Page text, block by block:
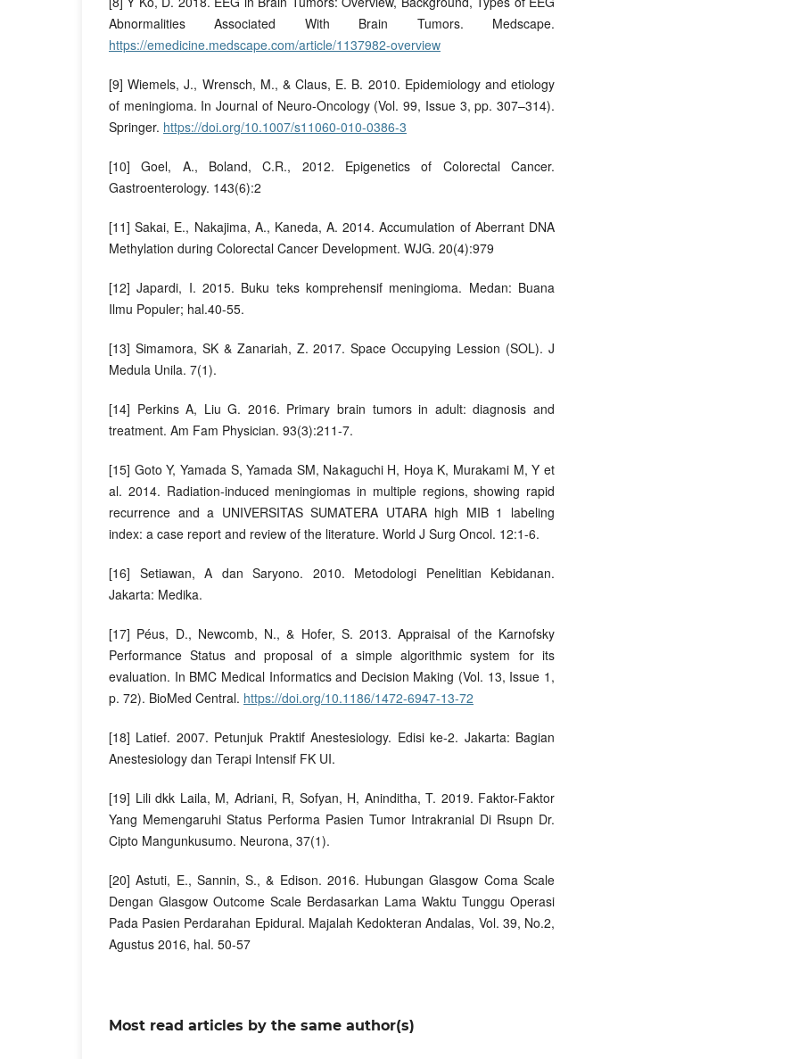
Abnormalities Associated With Brain Tumors. Medscape.
https://emedicine.medscape.com/article/1137982-overview
[9] Wiemels, J., Wrensch, M., & Claus, E. B. 2010. Epidemiology and etiology
of meningioma. In Journal of Neuro-Oncology (Vol. 99, Issue 3, pp. 307–314).
Springer. https://doi.org/10.1007/s11060-010-0386-3
[10] Goel, A., Boland, C.R., 2012. Epigenetics of Colorectal Cancer.
Gastroenterology. 143(6):2
[11] Sakai, E., Nakajima, A., Kaneda, A. 2014. Accumulation of Aberrant DNA
Methylation during Colorectal Cancer Development. WJG. 20(4):979
[12] Japardi, I. 2015. Buku teks komprehensif meningioma. Medan: Buana
Ilmu Populer; hal.40-55.
[13] Simamora, SK & Zanariah, Z. 2017. Space Occupying Lession (SOL). J
Medula Unila. 7(1).
[14] Perkins A, Liu G. 2016. Primary brain tumors in adult: diagnosis and
treatment. Am Fam Physician. 93(3):211-7.
[15] Goto Y, Yamada S, Yamada SM, Nakaguchi H, Hoya K, Murakami M, Y et
al. 2014. Radiation-induced meningiomas in multiple regions, showing rapid
recurrence and a UNIVERSITAS SUMATERA UTARA high MIB 1 labeling
index: a case report and review of the literature. World J Surg Oncol. 12:1-6.
[16] Setiawan, A dan Saryono. 2010. Metodologi Penelitian Kebidanan.
Jakarta: Medika.
[17] Péus, D., Newcomb, N., & Hofer, S. 2013. Appraisal of the Karnofsky
Performance Status and proposal of a simple algorithmic system for its
evaluation. In BMC Medical Informatics and Decision Making (Vol. 13, Issue 1,
p. 72). BioMed Central. https://doi.org/10.1186/1472-6947-13-72
[18] Latief. 2007. Petunjuk Praktif Anestesiology. Edisi ke-2. Jakarta: Bagian
Anestesiology dan Terapi Intensif FK UI.
[19] Lili dkk Laila, M, Adriani, R, Sofyan, H, Aninditha, T. 2019. Faktor-Faktor
Yang Memengaruhi Status Performa Pasien Tumor Intrakranial Di Rsupn Dr.
Cipto Mangunkusumo. Neurona, 37(1).
[20] Astuti, E., Sannin, S., & Edison. 2016. Hubungan Glasgow Coma Scale
Dengan Glasgow Outcome Scale Berdasarkan Lama Waktu Tunggu Operasi
Pada Pasien Perdarahan Epidural. Majalah Kedokteran Andalas, Vol. 39, No.2,
Agustus 2016, hal. 50-57
Most read articles by the same author(s)